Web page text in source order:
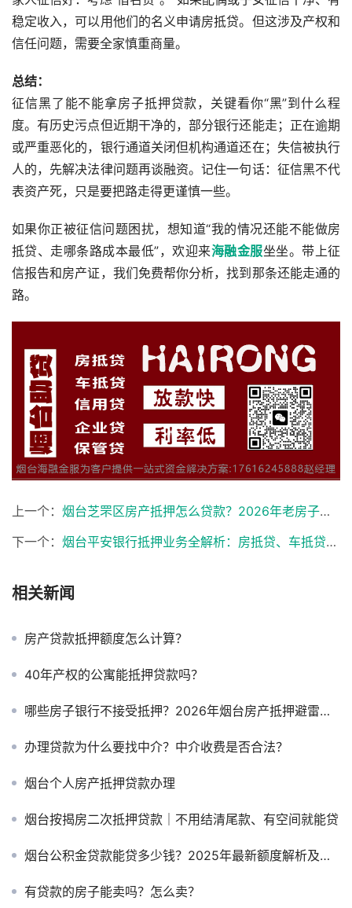
稳定收入，可以用他们的名义申请房抵贷。但这涉及产权和
信任问题，需要全家慎重商量。
总结：
征信黑了能不能拿房子抵押贷款，关键看你“黑”到什么程
度。有历史污点但近期干净的，部分银行还能走；正在逾期
或严重恶化的，银行通道关闭但机构通道还在；失信被执行
人的，先解决法律问题再谈融资。记住一句话：征信黑不代
表资产死，只是要把路走得更谨慎一些。
如果你正被征信问题困扰，想知道“我的情况还能不能做房
抵贷、走哪条路成本最低”，欢迎来海融金服坐坐。带上征
信报告和房产证，我们免费帮你分析，找到那条还能走通的
路。
上一个： 烟台芝罘区房产抵押怎么贷款？2026年老房子、学区房办理攻略
下一个： 烟台平安银行抵押业务全解析：房抵贷、车抵贷怎么选？
相关新闻
房产贷款抵押额度怎么计算？
40年产权的公寓能抵押贷款吗？
哪些房子银行不接受抵押？2026年烟台房产抵押避雷指南
办理贷款为什么要找中介？中介收费是否合法？
烟台个人房产抵押贷款办理
烟台按揭房二次抵押贷款｜不用结清尾款、有空间就能贷
烟台公积金贷款能贷多少钱？2025年最新额度解析及申贷指南
有贷款的房子能卖吗？怎么卖？